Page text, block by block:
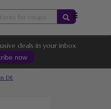
Skip
content
deals in your inbox
now
DE